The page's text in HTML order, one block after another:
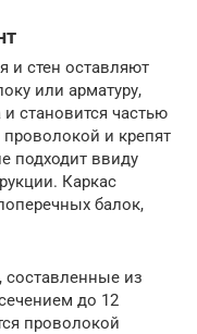
и стен оставляют
или арматуру,
становится частью
проволокой и крепят
подходит ввиду
Каркас
балок,
составленные из
до 12
проволокой